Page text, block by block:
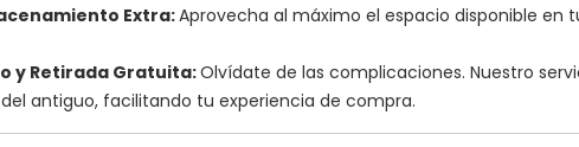
Extra:Aprovecha al máximo el espacio disponible
y Retirada Gratuita:Olvídate de las complicaciones. Nuestro
antiguo, facilitando tu experiencia de compra.